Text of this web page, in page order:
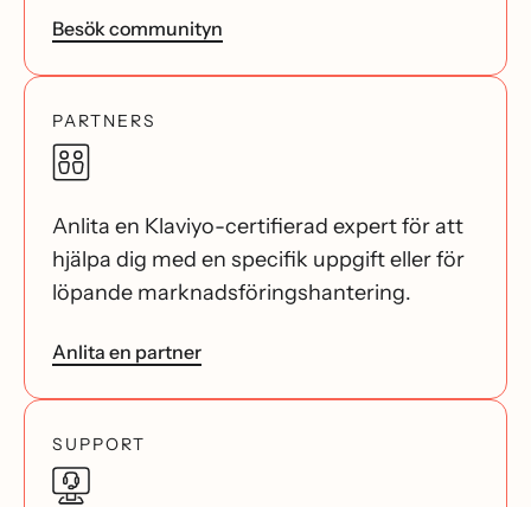
Besök communityn
PARTNERS
Anlita en Klaviyo-certifierad expert för att
hjälpa dig med en specifik uppgift eller för
löpande marknadsföringshantering.
Anlita en partner
SUPPORT